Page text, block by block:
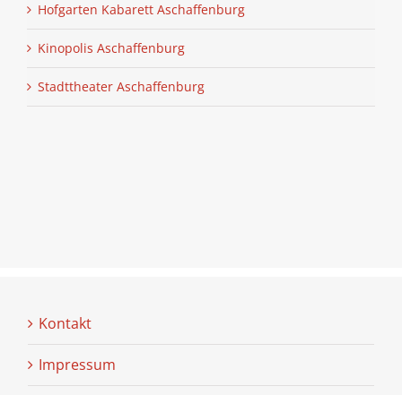
Hofgarten Kabarett Aschaffenburg
Kinopolis Aschaffenburg
Stadttheater Aschaffenburg
Kontakt
Impressum